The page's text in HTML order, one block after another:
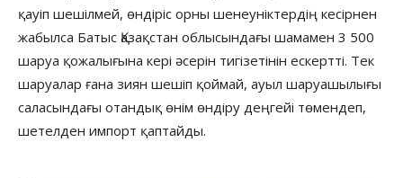
қауіп шешілмей, өндіріс орны шенеуніктердің кесірнен
жабылса Батыс Қазақстан облысындағы шамамен 3 500
шаруа қожалығына кері әсерін тигізетінін ескертті. Тек
шаруалар ғана зиян шешіп қоймай, ауыл шаруашылығы
саласындағы отандық өнім өндіру деңгейі төмендеп,
шетелден импорт қаптайды.